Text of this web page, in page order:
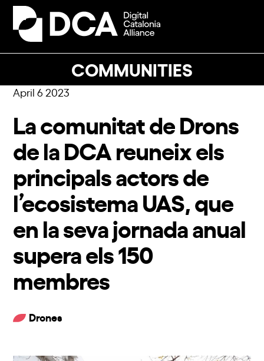
Skip
content
COMMUNITIES
Open
mobile
Close
mobile
April 6 2023
La comunitat de Drons
de la DCA reuneix els
principals actors de
l’ecosistema UAS, que
en la seva jornada anual
supera els 150
membres
Drones